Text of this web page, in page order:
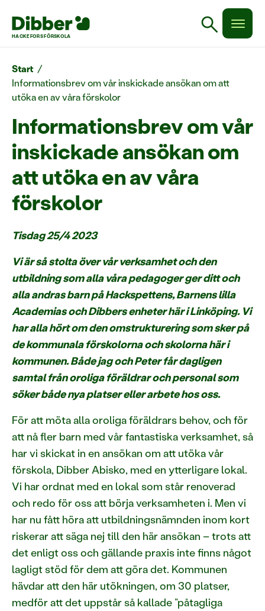
HACKEFORS FÖRSKOLA search
Start /
Informationsbrev om vår inskickade ansökan om att
utöka en av våra förskolor
Informationsbrev om vår
inskickade ansökan om
att utöka en av våra
förskolor
Tisdag 25/4 2023
Vi är så stolta över vår verksamhet och den
utbildning som alla våra pedagoger ger ditt och
alla andras barn på Hackspettens, Barnens lilla
Academias och Dibbers enheter här i Linköping. Vi
har alla hört om den omstrukturering som sker på
de kommunala förskolorna och skolorna här i
kommunen. Både jag och Peter får dagligen
samtal från oroliga föräldrar och personal som
söker både nya platser eller arbete hos oss.
För att möta alla oroliga föräldrars behov, och för
att nå fler barn med vår fantastiska verksamhet, så
har vi skickat in en ansökan om att utöka vår
förskola, Dibber Abisko, med en ytterligare lokal.
Vi har ordnat med en lokal som står renoverad
och redo för oss att börja verksamheten i. Men vi
har nu fått höra att utbildningsnämnden inom kort
riskerar att säga nej till den här ansökan – trots att
det enligt oss och gällande praxis inte finns något
lagligt stöd för dem att göra det. Kommunen
hävdar att den här utökningen, om 30 platser,
medför att det uppstår så kallade ”påtagliga